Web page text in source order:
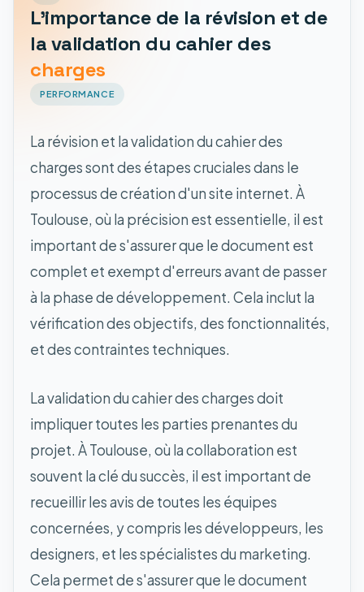
L'importance de la révision et de
la validation du cahier des
charges
PERFORMANCE
La révision et la validation du cahier des
charges sont des étapes cruciales dans le
processus de création d'un site internet. À
Toulouse, où la précision est essentielle, il est
important de s'assurer que le document est
complet et exempt d'erreurs avant de passer
à la phase de développement. Cela inclut la
vérification des objectifs, des fonctionnalités,
et des contraintes techniques.
La validation du cahier des charges doit
impliquer toutes les parties prenantes du
projet. À Toulouse, où la collaboration est
souvent la clé du succès, il est important de
recueillir les avis de toutes les équipes
concernées, y compris les développeurs, les
designers, et les spécialistes du marketing.
Cela permet de s'assurer que le document